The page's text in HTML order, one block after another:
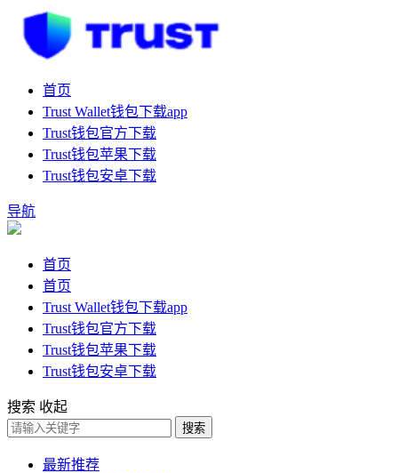
首页
Trust Wallet钱包下载app
Trust钱包官方下载
Trust钱包苹果下载
Trust钱包安卓下载
导航
首页
首页
Trust Wallet钱包下载app
Trust钱包官方下载
Trust钱包苹果下载
Trust钱包安卓下载
搜索 收起
搜索
最新推荐